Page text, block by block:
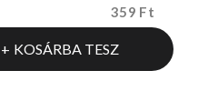
359 Ft
KOSÁRBA TESZ